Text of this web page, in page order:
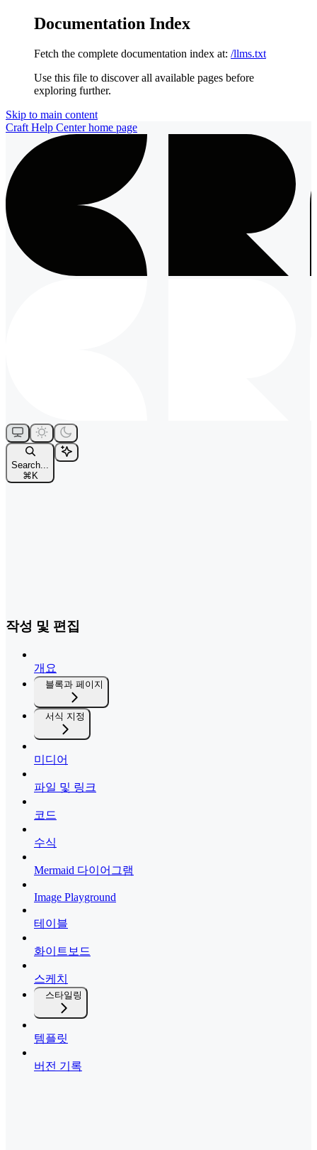
Documentation Index
Fetch the complete documentation index at: /llms.txt
Use this file to discover all available pages before
exploring further.
Skip to main content
Craft Help Centerhome page
Search...
⌘ K
작성 및 편집
개요
블록과 페이지
서식 지정
미디어
파일 및 링크
코드
수식
Mermaid 다이어그램
Image Playground
테이블
화이트보드
스케치
스타일링
템플릿
버전 기록